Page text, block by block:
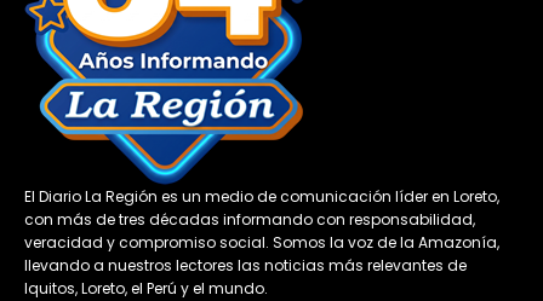
El Diario La Región es un medio de comunicación líder en Loreto,
con más de tres décadas informando con responsabilidad,
veracidad y compromiso social. Somos la voz de la Amazonía,
llevando a nuestros lectores las noticias más relevantes de
Iquitos, Loreto, el Perú y el mundo.